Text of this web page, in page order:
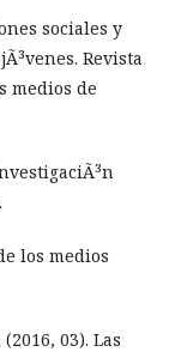
sociales y
Revista
medios de
los medios
03). Las